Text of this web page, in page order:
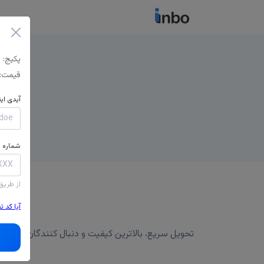
تحویل سریع، بالاترین کیفیت و دنبال کنندگان برتر، پشتیبانی 24/7 و جبران ریزش تضمینی در صورت بروز مشکل، بسته ای را که دوست دارید انتخاب کنید و دکمه
پکیج:
قیمت:
آیدی
شماره
از
آیا کد